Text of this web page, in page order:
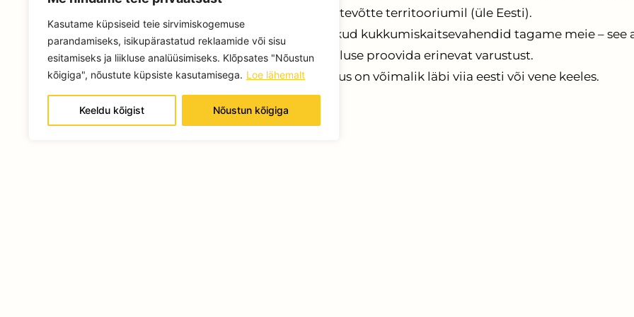
Kasutame küpsiseid teie sirvimiskogemuse
parandamiseks, isikupärastatud reklaamide või sisu
esitamiseks ja liikluse analüüsimiseks. Klõpsates "Nõustun
kõigiga", nõustute küpsiste kasutamisega. Loe lähemalt
Keeldu kõigist Nõustun kõigiga
teie ettevõtte territooriumil (üle Eesti).
Vajalikud kukkumiskaitsevahendid tagame meie – see
võimaluse proovida erinevat varustust.
Koolitus on võimalik läbi viia eesti või vene keeles.